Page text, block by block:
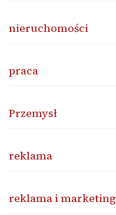
nieruchomości
praca
Przemysł
reklama
reklama i marketing